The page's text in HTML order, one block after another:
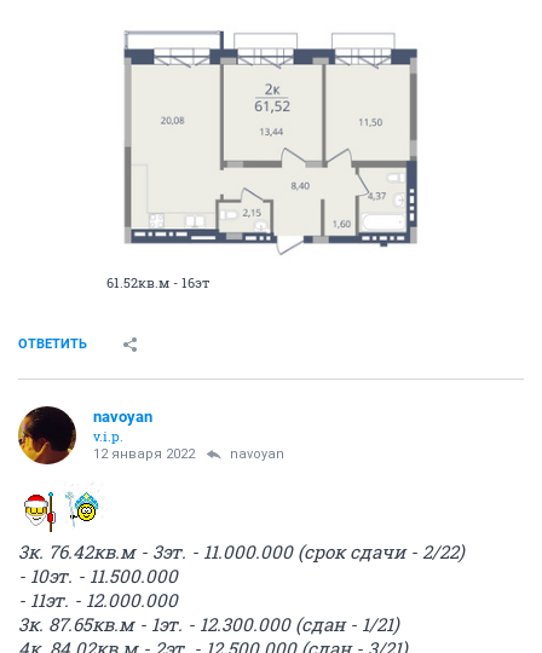
61.52кв.м - 16эт
ОТВЕТИТЬ
navoyan
v.i.p.
12 января 2022 navoyan
3к. 76.42кв.м - 3эт. - 11.000.000 (срок сдачи - 2/22)
- 10эт. - 11.500.000
- 11эт. - 12.000.000
3к. 87.65кв.м - 1эт. - 12.300.000 (сдан - 1/21)